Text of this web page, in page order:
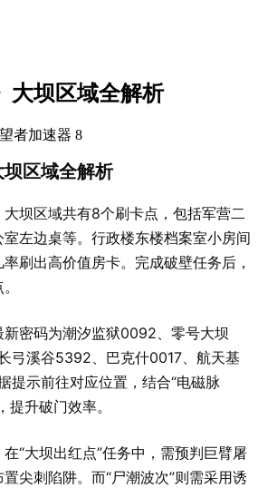
大坝区域全解析
者加速器 8
坝区域全解析
大坝区域共有8个刷卡点，包括军营二
左边桌等。行政楼东楼档案室小房间
刷出高价值房卡。完成破壁任务后，
新密码为潮汐监狱0092、零号大坝
弓溪谷5392、巴克什0017、航天基
提示前往对应位置，结合“电磁脉
提升破门效率。
在“大坝出红点”任务中，需预判巨臂屠
尖刺陷阱。而“尸潮波次”则需采用诱